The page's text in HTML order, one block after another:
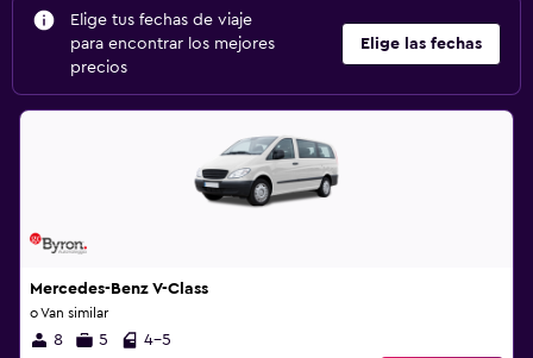
Elige tus fechas de viaje
para encontrar los mejores
precios
Elige las fechas
Mercedes-Benz V-Class
o Van similar
8 5 4-5